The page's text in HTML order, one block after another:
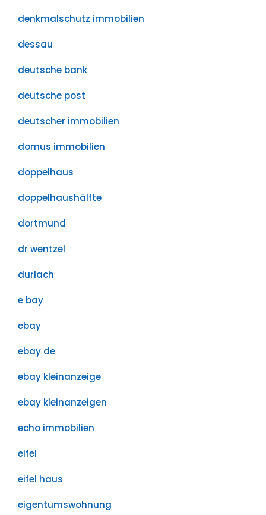
denkmalschutz immobilien
dessau
deutsche bank
deutsche post
deutscher immobilien
domus immobilien
doppelhaus
doppelhaushälfte
dortmund
dr wentzel
durlach
e bay
ebay
ebay de
ebay kleinanzeige
ebay kleinanzeigen
echo immobilien
eifel
eifel haus
eigentumswohnung